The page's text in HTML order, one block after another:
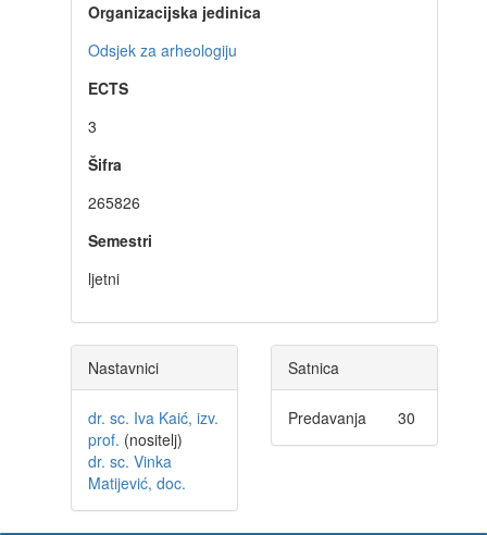
Organizacijska jedinica
Odsjek za arheologiju
ECTS
3
Šifra
265826
Semestri
ljetni
Nastavnici
dr. sc. Iva Kaić, izv.
prof. (nositelj)
dr. sc. Vinka
Matijević, doc.
Satnica
Predavanja 30